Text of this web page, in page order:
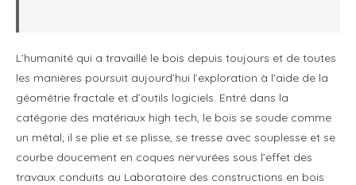
L’humanité qui a travaillé le bois depuis toujours et de toutes
les manières poursuit aujourd’hui l’exploration à l’aide de la
géométrie fractale et d’outils logiciels. Entré dans la
catégorie des matériaux high tech, le bois se soude comme
un métal; il se plie et se plisse, se tresse avec souplesse et se
courbe doucement en coques nervurées sous l’effet des
travaux conduits au Laboratoire des constructions en bois